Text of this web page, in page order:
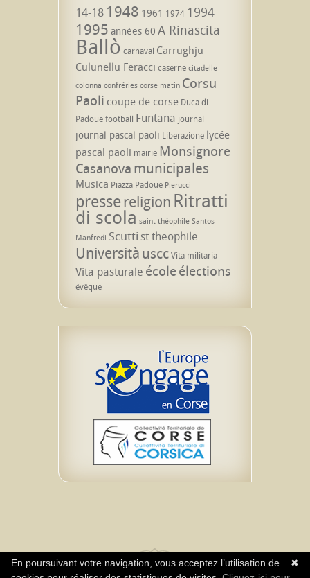
14-18 1948 1961 1974 1994
1995 années 60 A Rinascita
Ballò carnaval Carrughju
Culunellu Feracci caserne citadelle
colonna confréries corse matin Corsu
Paoli coupe de corse Duca di
Padouefootball Funtana journal
journal pascal paoli Liberazione lycée
pascal paoli mairie Monsignore
Casanova municipales
Musica Piazza Padoue Pierucci
pressereligion Ritratti
di scola saint théophile Santos
Manfredi Scuttist theophile
UniversitàusccVita militaria
Vita pasturale écoleélections
évêque
✖
En poursuivant votre navigation, vous acceptez l’utilisation de